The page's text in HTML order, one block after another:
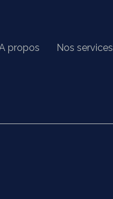
propos Nos services